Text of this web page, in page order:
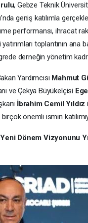
, Gebze Teknik
geniş katılımla
performansı, ihracat
toplantının ana
derneğin yönetim
Yardımcısı Mahmut
ve Çekya Büyükelçisi
İbrahim Cemil Yıldız
önemli ismin
Dönem Vizyonunu